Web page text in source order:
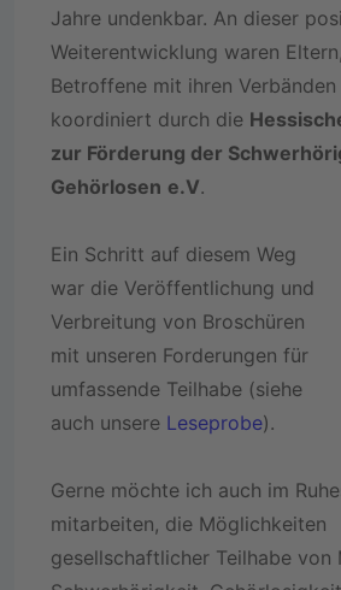
Jahre undenkbar. An dieser
Weiterentwicklung waren
Betroffene mit ihren
koordiniert durch die
zur Förderung der
Gehörlosen e.V.
Ein Schritt auf diesem Weg
war die Veröffentlichung und
Verbreitung von Broschüren
mit unseren Forderungen für
umfassende Teilhabe (siehe
auch unsere Leseprobe).
Gerne möchte ich auch im
mitarbeiten, die Möglichkeiten
gesellschaftlicher Teilhabe von